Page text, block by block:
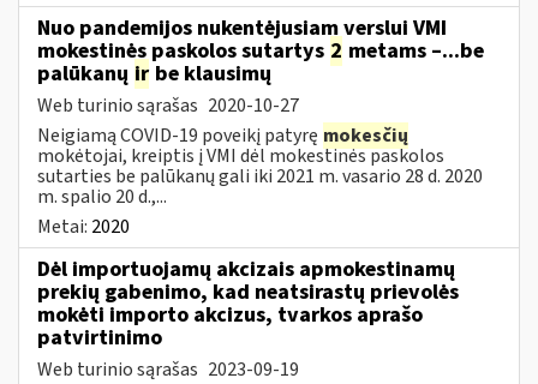
Nuo pandemijos nukentėjusiam verslui VMI
mokestinės paskolos sutartys 2 metams –...be
palūkanų ir be klausimų
Web turinio sąrašas 2020-10-27
Neigiamą COVID-19 poveikį patyrę mokesčių
mokėtojai, kreiptis į VMI dėl mokestinės paskolos
sutarties be palūkanų gali iki 2021 m. vasario 28 d. 2020
m. spalio 20 d.,...
Metai: 2020
Dėl importuojamų akcizais apmokestinamų
prekių gabenimo, kad neatsirastų prievolės
mokėti importo akcizus, tvarkos aprašo
patvirtinimo
Web turinio sąrašas 2023-09-19